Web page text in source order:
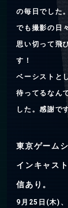
の毎日でした。
でも撮影の日
思い切って飛
す！
ベーシストと
待ってるなん
した。感謝で
東京ゲーム
インキャス
信あり。
9月25日(木)